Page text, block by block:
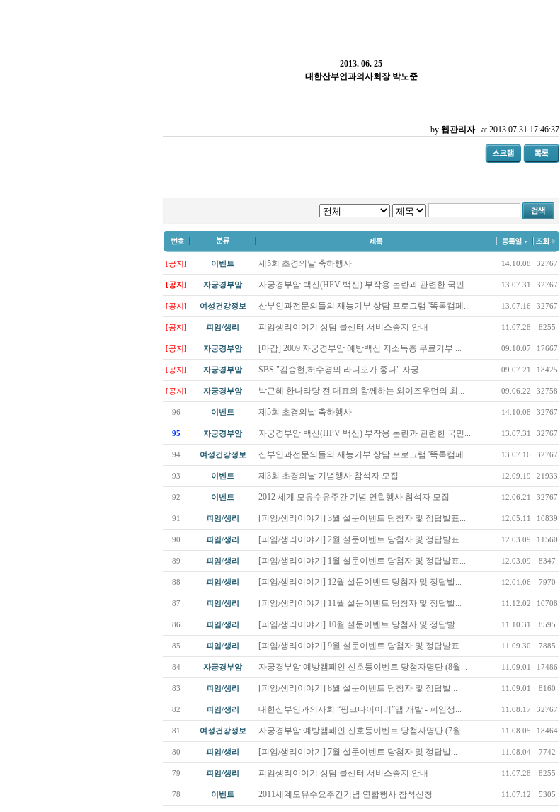
2013. 06. 25
대한산부인과의사회장 박노준
by 웹관리자at 2013.07.31 17:46:37
[공지] 이벤트 제5회 초경의날 축하행사 14.10.08 32767
[공지] 자궁경부암 자궁경부암 백신(HPV 백신) 부작용 논란과 관련한 국민... 13.07.31 32767
[공지] 여성건강정보 산부인과전문의들의 재능기부 상담 프로그램 '똑톡캠페... 13.07.16 32767
[공지] 피임/생리 피임생리이야기 상담 콜센터 서비스중지 안내 11.07.28 8255
[공지] 자궁경부암 [마감] 2009 자궁경부암 예방백신 저소득층 무료기부 ... 09.10.07 17667
[공지] 자궁경부암 SBS "김승현,허수경의 라디오가 좋다" 자궁... 09.07.21 18425
[공지] 자궁경부암 박근혜 한나라당 전 대표와 함께하는 와이즈우먼의 최... 09.06.22 32758
96 이벤트 제5회 초경의날 축하행사 14.10.08 32767
95 자궁경부암 자궁경부암 백신(HPV 백신) 부작용 논란과 관련한 국민... 13.07.31 32767
94 여성건강정보 산부인과전문의들의 재능기부 상담 프로그램 '똑톡캠페... 13.07.16 32767
93 이벤트 제3회 초경의날 기념행사 참석자 모집 12.09.19 21933
92 이벤트 2012 세계 모유수유주간 기념 연합행사 참석자 모집 12.06.21 32767
91 피임/생리 [피임/생리이야기] 3월 설문이벤트 당첨자 및 정답발표... 12.05.11 10839
90 피임/생리 [피임/생리이야기] 2월 설문이벤트 당첨자 및 정답발표... 12.03.09 11560
89 피임/생리 [피임/생리이야기] 1월 설문이벤트 당첨자 및 정답발표... 12.03.09 8347
88 피임/생리 [피임/생리이야기] 12월 설문이벤트 당첨자 및 정답발... 12.01.06 7970
87 피임/생리 [피임/생리이야기] 11월 설문이벤트 당첨자 및 정답발... 11.12.02 10708
86 피임/생리 [피임/생리이야기] 10월 설문이벤트 당첨자 및 정답발... 11.10.31 8595
85 피임/생리 [피임/생리이야기] 9월 설문이벤트 당첨자 및 정답발표... 11.09.30 7885
84 자궁경부암 자궁경부암 예방캠페인 신호등이벤트 당첨자명단 (8월... 11.09.01 17486
83 피임/생리 [피임/생리이야기] 8월 설문이벤트 당첨자 및 정답발... 11.09.01 8160
82 피임/생리 대한산부인과의사회 “핑크다이어리”앱 개발 - 피임생... 11.08.17 32767
81 여성건강정보 자궁경부암 예방캠페인 신호등이벤트 당첨자명단 (7월... 11.08.05 18464
80 피임/생리 [피임/생리이야기] 7월 설문이벤트 당첨자 및 정답발... 11.08.04 7742
79 피임/생리 피임생리이야기 상담 콜센터 서비스중지 안내 11.07.28 8255
78 이벤트 2011세계모유수요주간기념 연합행사 참석신청 11.07.12 5305